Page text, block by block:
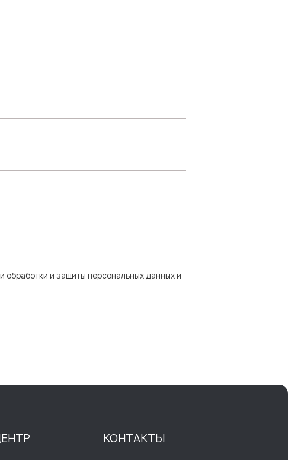
обработки и защиты персональных данных и
КОНТАКТЫ